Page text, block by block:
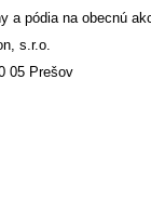
a pódia na obecnú
s.r.o.
05 Prešov